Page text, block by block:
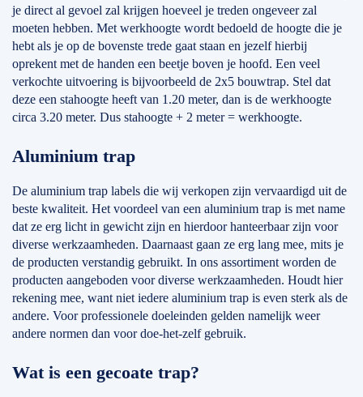
je direct al gevoel zal krijgen hoeveel je treden ongeveer zal
moeten hebben. Met werkhoogte wordt bedoeld de hoogte die je
hebt als je op de bovenste trede gaat staan en jezelf hierbij
oprekent met de handen een beetje boven je hoofd. Een veel
verkochte uitvoering is bijvoorbeeld de 2x5 bouwtrap. Stel dat
deze een stahoogte heeft van 1.20 meter, dan is de werkhoogte
circa 3.20 meter. Dus stahoogte + 2 meter = werkhoogte.
Aluminium trap
De aluminium trap labels die wij verkopen zijn vervaardigd uit de
beste kwaliteit. Het voordeel van een aluminium trap is met name
dat ze erg licht in gewicht zijn en hierdoor hanteerbaar zijn voor
diverse werkzaamheden. Daarnaast gaan ze erg lang mee, mits je
de producten verstandig gebruikt. In ons assortiment worden de
producten aangeboden voor diverse werkzaamheden. Houdt hier
rekening mee, want niet iedere aluminium trap is even sterk als de
andere. Voor professionele doeleinden gelden namelijk weer
andere normen dan voor doe-het-zelf gebruik.
Wat is een gecoate trap?